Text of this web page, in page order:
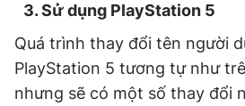
3.Sử dụng PlayStation 5
Quá trình thay đổi tên người
PlayStation 5 tương tự như
nhưng sẽ có một số thay đổi